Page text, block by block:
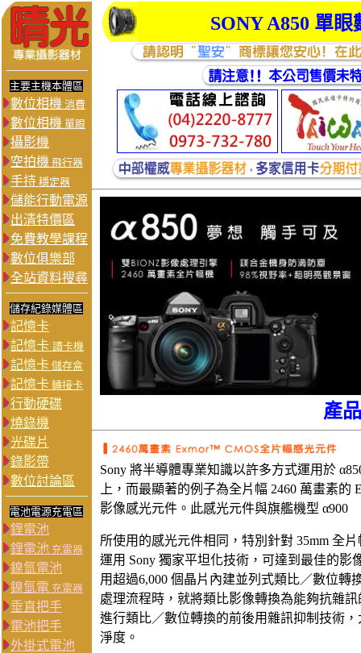
SONYA850 單眼
主要主機本體區
數位相機 消費
數位相機 單眼
攝影機
空拍機 飛行器
手持 穩定器
儲能行動電源
出清特價區
免費教學課程
數位俱樂部
全站資料搜尋
儲存紀錄媒體區
記憶卡
記憶卡 讀卡機
記憶卡 儲存盒
記憶卡 轉接卡
行動硬碟
燒錄機
光碟片
錄影帶
數位討論區
電池電源充電區
鋰電池
鋰電池 充電器
鎳氫電池
鎳氫電 充電器
垂直把手
電池把手
外掛式電池
產
Sony 將半導體專業知識以許多方式運用於
上，而最顯著的例子為全片幅 2460 萬畫素的
影像感光元件。此感光元件與旗艦機型 α900
所使用的感光元件相同，特別針對 35mm 全
運用 Sony 獨家平坦化技術，可達到最佳的影
用超過6,000 個晶片內建並列式類比／數位轉
處理流程時，就將類比影像轉換為能夠抗雜
進行類比／數位轉換的前後用雜訊抑制技術
淨度。